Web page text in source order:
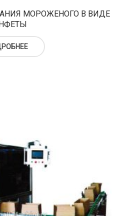
МОРОЖЕНОГО В ВИДЕ